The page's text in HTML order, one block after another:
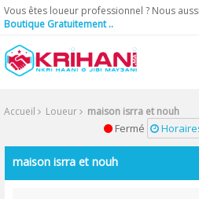
Vous êtes loueur professionnel ? Nous
Boutique Gratuitement ..
Accueil Loueur maison isrra et nouh
Fermé
maison isrra et nouh